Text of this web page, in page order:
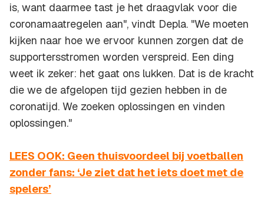
is, want daarmee tast je het draagvlak voor die
coronamaatregelen aan", vindt Depla. "We moeten
kijken naar hoe we ervoor kunnen zorgen dat de
supportersstromen worden verspreid. Een ding
weet ik zeker: het gaat ons lukken. Dat is de kracht
die we de afgelopen tijd gezien hebben in de
coronatijd. We zoeken oplossingen en vinden
oplossingen."
LEES OOK: Geen thuisvoordeel bij voetballen
zonder fans: ‘Je ziet dat het iets doet met de
spelers’